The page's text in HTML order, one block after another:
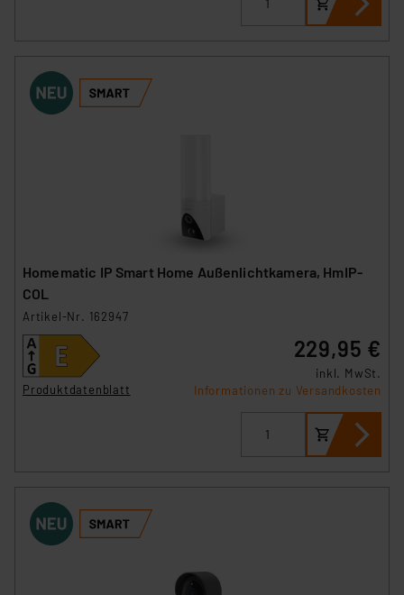
Homematic IP Smart Home Außenlichtkamera, HmIP-
COL
Artikel-Nr. 162947
Produktdatenblatt
229,95 €
inkl. MwSt.
Informationen zu Versandkosten